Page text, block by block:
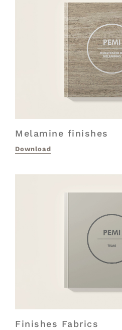
Melamine finishes
Download
Finishes Fabrics